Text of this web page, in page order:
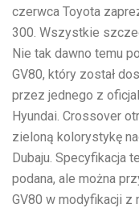
czerwca Toyota
300. Wszystkie
Nie tak dawno temu
GV80, który został
przez jednego z
Hyundai. Crossover
zieloną kolorystykę
Dubaju. Specyfikacja
podana, ale można
GV80 w modyfikacji z